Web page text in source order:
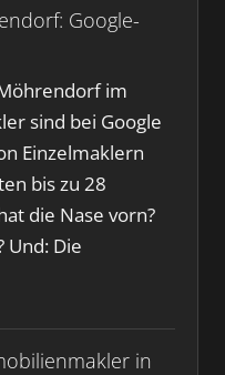
Google-
im
sind bei Google
Einzelmaklern
bis zu 28
die Nase vorn?
Und: Die
in